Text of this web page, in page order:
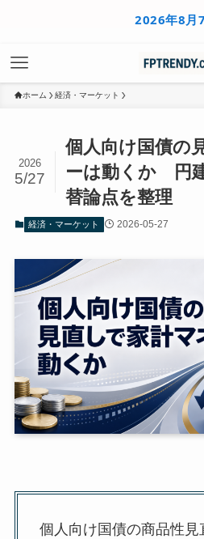
2026年8月7日の経
ホーム 経済・マーケット
個人向け国債の
ーは動くか 円
替論点を整理
2026
5/27
経済・マーケット 2026-05-27
個人向け国債の商品性見